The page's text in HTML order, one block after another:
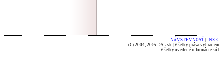
NÁVŠTEVNOSŤ
(C) 2004, 2005 DSL.sk | Všetky práva
Všetky uvedené informácie sú